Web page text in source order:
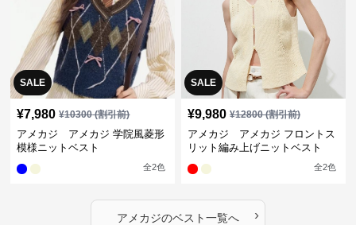
SALE
¥7,980 ¥10300(割引前)
アメカジ アメカジ 学院風菱形
模様ニットベスト
全2色
SALE
¥9,980 ¥12800(割引前)
アメカジ アメカジ フロントス
リット編み上げニットベスト
全2色
アメカジのベスト一覧へ ›